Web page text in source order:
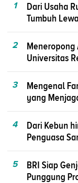
1
Dari Usaha
Tumbuh
2
Meneropong
Universitas
3
Mengenal
yang
4
Dari Kebun
Penguasa
5
BRI Siap
Punggung